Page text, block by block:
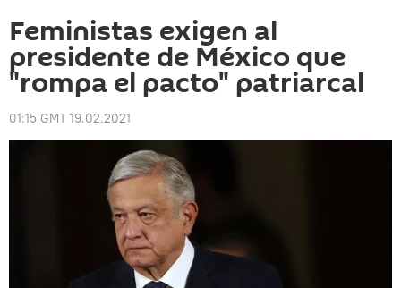
Feministas exigen al
presidente de México que
"rompa el pacto" patriarcal
01:15 GMT 19.02.2021